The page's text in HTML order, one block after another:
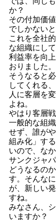
か？
その付加価
でしかない
これを全社
な組織にし
利益率を向
おりました。
そうなると
してくれる
人に客層を
よね。
やはり客層
一般的な組
せず、誰が
組み化」す
いので、な
サンクジャ
どうなるの
す。そんな
が、新しい
すね。
みなさん、
いますか？